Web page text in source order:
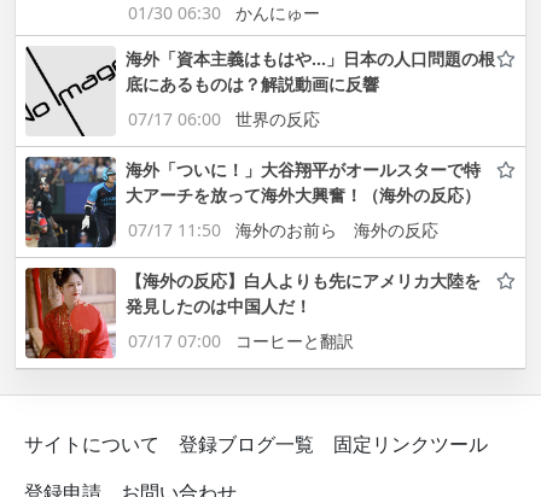
01/30 06:30
かんにゅー
海外「資本主義はもはや…」日本の人口問題の根
底にあるものは？解説動画に反響
07/17 06:00
世界の反応
海外「ついに！」大谷翔平がオールスターで特
大アーチを放って海外大興奮！（海外の反応）
07/17 11:50
海外のお前ら 海外の反応
【海外の反応】白人よりも先にアメリカ大陸を
発見したのは中国人だ！
07/17 07:00
コーヒーと翻訳
サイトについて 登録ブログ一覧
固定リンクツール